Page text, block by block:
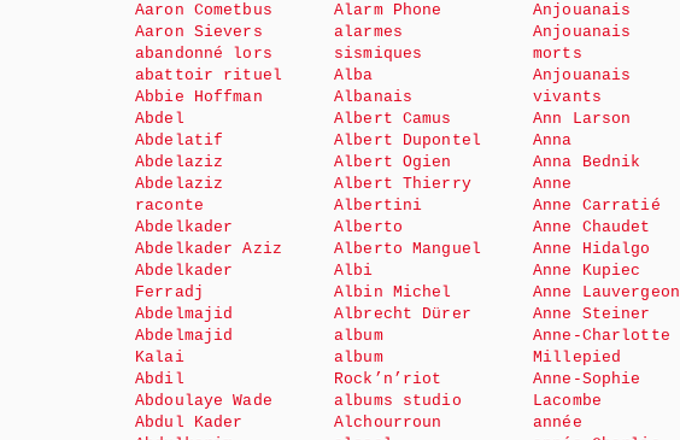
Aaron Cometbus
Aaron Sievers
abandonné lors
abattoir rituel
Abbie Hoffman
Abdel
Abdelatif
Abdelaziz
Abdelaziz
raconte
Abdelkader
Abdelkader Aziz
Abdelkader
Ferradj
Abdelmajid
Abdelmajid
Kalai
Abdil
Abdoulaye Wade
Abdul Kader
Alarm Phone
alarmes
sismiques
Alba
Albanais
Albert Camus
Albert Dupontel
Albert Ogien
Albert Thierry
Albertini
Alberto
Alberto Manguel
Albi
Albin Michel
Albrecht Dürer
album
album
Rock’n’riot
albums studio
Alchourroun
Anjouanais
Anjouanais
morts
Anjouanais
vivants
Ann Larson
Anna
Anna Bednik
Anne
Anne Carratié
Anne Chaudet
Anne Hidalgo
Anne Kupiec
Anne Lauvergeon
Anne Steiner
Anne-Charlotte
Millepied
Anne-Sophie
Lacombe
année